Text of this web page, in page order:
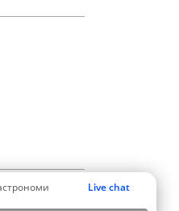
Live chat